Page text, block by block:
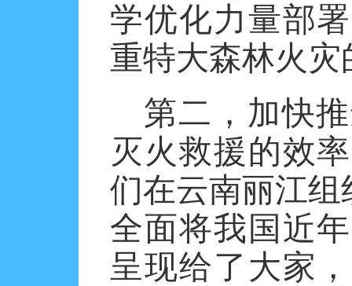
学优化力量部
重特大森林火灾
第二，加快
灭火救援的效
们在云南丽江组
全面将我国近
呈现给了大家